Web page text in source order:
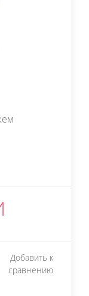
Добавить к
сравнению